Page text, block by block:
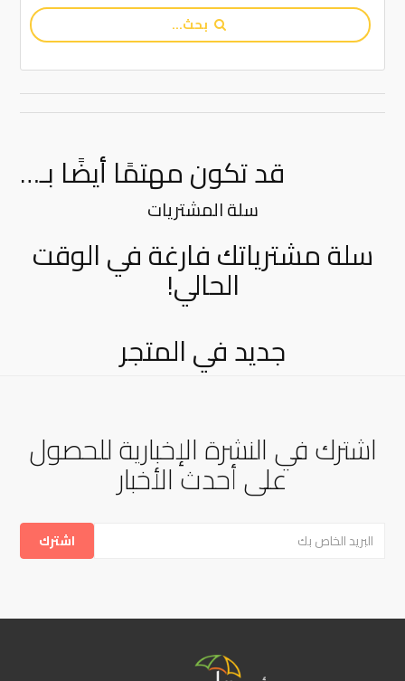
بحث...
قد تكون مهتمًا أيضًا بـ…
سلة المشتريات
سلة مشترياتك فارغة في الوقت
الحالي!
جديد في المتجر
اشترك في النشرة الإخبارية للحصول
على أحدث الأخبار